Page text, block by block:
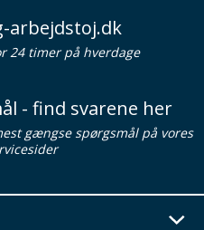
arbejdstoj.dk
24 timer på hverdage
- find svarene her
gængse spørgsmål på vores